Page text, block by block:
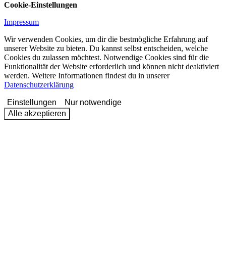
Cookie-Einstellungen
Impressum
Wir verwenden Cookies, um dir die bestmögliche Erfahrung auf
unserer Website zu bieten. Du kannst selbst entscheiden, welche
Cookies du zulassen möchtest. Notwendige Cookies sind für die
Funktionalität der Website erforderlich und können nicht deaktiviert
werden. Weitere Informationen findest du in unserer
Datenschutzerklärung
Einstellungen
Nur notwendige
Alle akzeptieren